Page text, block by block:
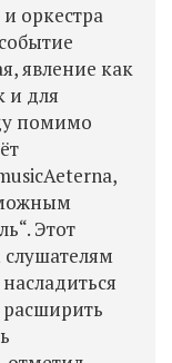
оркестра
явление как
и для
помимо
Этот